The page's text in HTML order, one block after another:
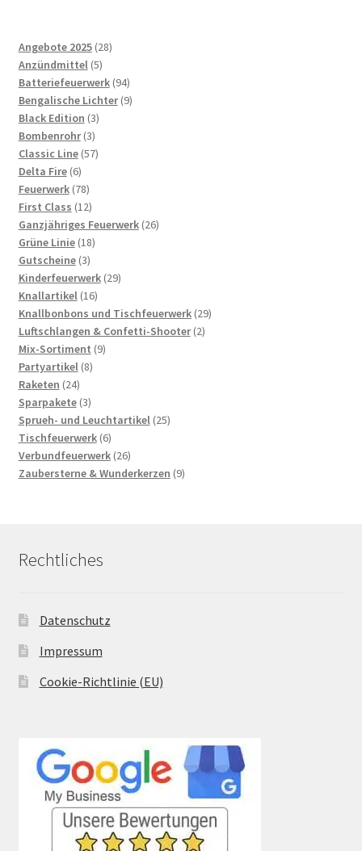
Angebote 2025 2828
Anzündmittel 55
Produkte
Batteriefeuerwerk 9494
Produkte
Bengalische Lichter 99
Black Edition 33
Bombenrohr 33
Produkte
Classic Line 5757
Delta Fire 66
Produkte
Feuerwerk 7878
Produkte
First Class 1212
Produkte
Ganzjähriges Feuerwerk 2626
Grüne Linie 1818
Gutscheine 33
Produkte
Kinderfeuerwerk 2929
Knallartikel 1616
Produkte
Knallbonbons und Tischfeuerwerk 2929
Luftschlangen & Confetti-Shooter 22
Mix-Sortiment 99
Partyartikel 88
Raketen 2424
Produkte
Sparpakete 33
Produkte
Sprueh- und Leuchtartikel 2525
Tischfeuerwerk 66
Produkte
Verbundfeuerwerk 2626
Produkte
Zaubersterne & Wunderkerzen 99
Rechtliches
Datenschutz
Impressum
Cookie-Richtlinie (EU)